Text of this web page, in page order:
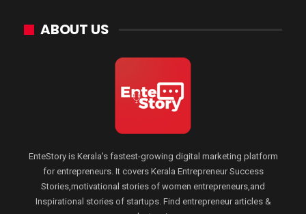
ABOUT US
EnteStory is Kerala's fastest-growing digital marketing platform
for entrepreneurs. It covers Kerala Entrepreneur Success
Stories,motivational stories of women entrepreneurs,and
Inspirational stories of startups. Find entrepreneur articles &